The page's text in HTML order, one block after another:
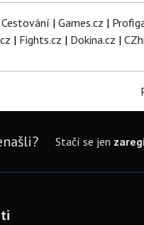
Cestování | Games.cz |
| Fights.cz | Dokina.cz |
Stačí se jen